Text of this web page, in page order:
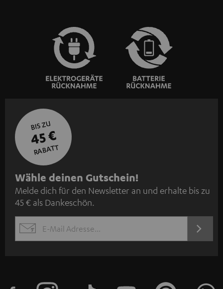
BIS ZU
45 €
RABATT
N
e
w
s
l
Wähle deinen Gutschein!
Melde dich für den Newsletter an und erhalte bis zu
45 € als Dankeschön.
EMAIL
JETZT